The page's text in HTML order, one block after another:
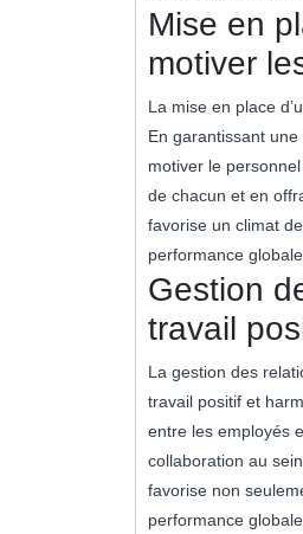
Mise en
motiver
La mise en place
En garantissant
motiver le
de chacun et en
favorise un climat
performance
Gestion
travail
La gestion des
travail positif et
entre les employés
collaboration au
favorise non
performance globale.